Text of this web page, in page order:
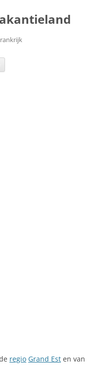
regio Grand Est en van